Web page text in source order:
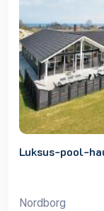
Luksus-pool-
Nordborg